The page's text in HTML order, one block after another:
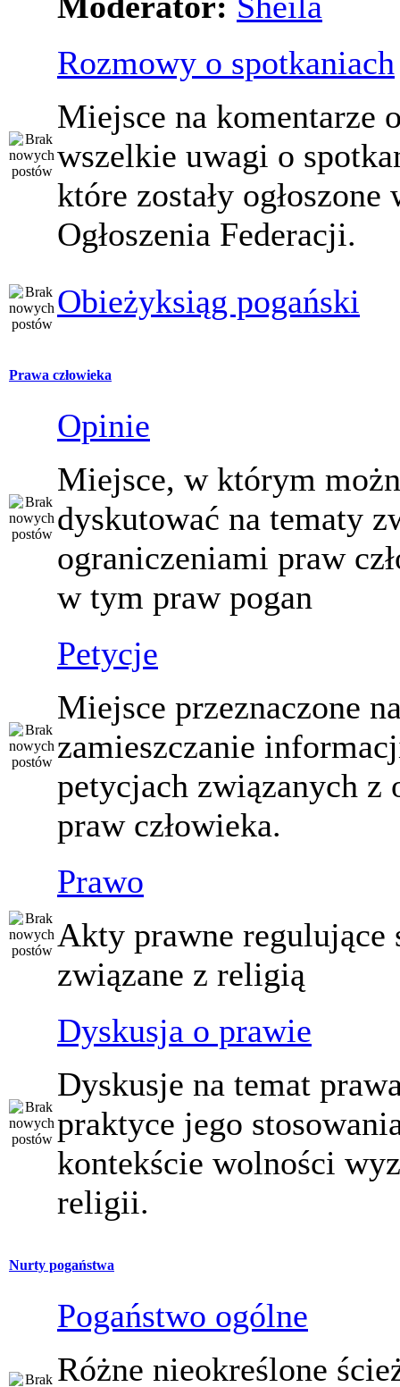
Rozmowy o spotkaniach
Miejsce na komentarze
wszelkie uwagi o
które zostały ogłoszone
Ogłoszenia Federacji.
Obieżyksiąg pogański
Prawa człowieka
Opinie
Miejsce, w którym
dyskutować na tematy
ograniczeniami praw
w tym praw pogan
Petycje
Miejsce przeznaczone
zamieszczanie
petycjach związanych z
praw człowieka.
Prawo
Akty prawne regulujące
związane z religią
Dyskusja o prawie
Dyskusje na temat
praktyce jego
kontekście wolności
religii.
Nurty pogaństwa
Pogaństwo ogólne
Różne nieokreślone